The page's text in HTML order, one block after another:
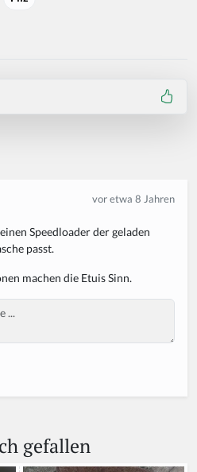
vor etwa 8 Jahren
Speedloader der geladen
passt.
machen die Etuis Sinn.
gefallen